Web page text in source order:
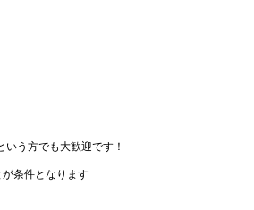
う方でも大歓迎です！
条件となります